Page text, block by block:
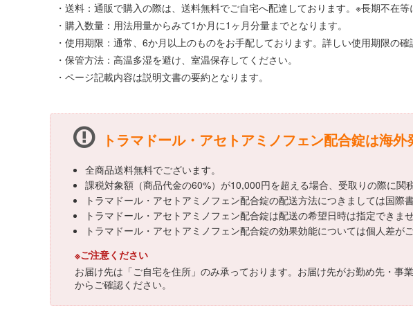
・送料：通販で購入の際は、送料無料でご自宅へ配達しております。※長期不在
・購入数量：用法用量からみて1か月に1ヶ月分量までとなります。
・使用期限：通常、6か月以上のものをお手配しております。詳しい使用期限の
・保管方法：高温多湿を避け、室温保存してください。
・ページ記載内容は説明文書の要約となります。
トラマドール・アセトアミノフェン配合錠は海外
全商品送料無料でございます。
課税対象額（商品代金の60%）が10,000円を超える場合、受取りの際に関
トラマドール・アセトアミノフェン配合錠の配送方法につきましては国際
トラマドール・アセトアミノフェン配合錠は配送の希望日時は指定できませ
トラマドール・アセトアミノフェン配合錠の効果効能については個人差
※ご注意ください
お届け先は「ご自宅を住所」のみ承っております。お届け先がお勤め先・
からご確認ください。